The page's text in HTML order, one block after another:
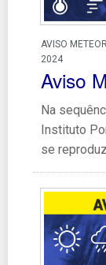
AVISO
2024
Aviso
Na
Instituto
se